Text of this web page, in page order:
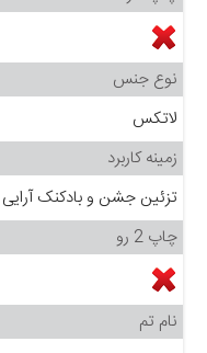
نوع جنس
لاتکس
زمینه کاربرد
تزئین جشن و بادکنک آرایی
چاپ 2 رو
نام تم